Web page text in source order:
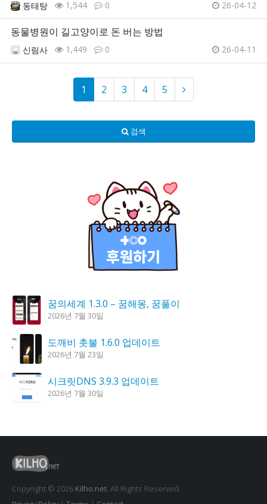
동태탕 1,544 0 26-04-12
동물병원이 길고양이로 돈 버는 방법
신림사 1,449 0 26-04-11
1 2 3 4 5
검색
꿈의세계 1.3.0 – 꿈해몽, 꿈풀이
2026년 7월 30일
도깨비 촛불 1.6.0 업데이트
2026년 7월 23일
시크릿DNS 3.9.3 업데이트
2026년 7월 30일
홈페이지 리뉴얼 작업 완료
2026년 8월 7일
Copyright © 2026 Kilho.net. All Rights Reserved.